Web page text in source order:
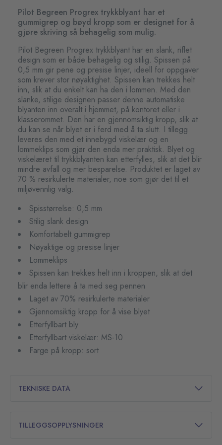
Pilot Begreen Progrex trykkblyant har et
gummigrep og bøyd kropp som er designet for å
gjøre skriving så behagelig som mulig.
Pilot Begreen Progrex trykkblyant har en slank, riflet
design som er både behagelig og stilig. Spissen på
0,5 mm gir pene og presise linjer, ideell for oppgaver
som krever stor nøyaktighet. Spissen kan trekkes helt
inn, slik at du enkelt kan ha den i lommen. Med den
slanke, stilige designen passer denne automatiske
blyanten inn overalt i hjemmet, på kontoret eller i
klasserommet. Den har en gjennomsiktig kropp, slik at
du kan se når blyet er i ferd med å ta slutt. I tillegg
leveres den med et innebygd viskelær og en
lommeklips som gjør den enda mer praktisk. Blyet og
viskelæret til trykkblyanten kan etterfylles, slik at det blir
mindre avfall og mer besparelse. Produktet er laget av
70 % resirkulerte materialer, noe som gjør det til et
miljøvennlig valg.
Spisstørrelse: 0,5 mm
Stilig slank design
Komfortabelt gummigrep
Nøyaktige og presise linjer
Lommeklips
Spissen kan trekkes helt inn i kroppen, slik at det
blir enda lettere å ta med seg pennen
Laget av 70% resirkulerte materialer
Gjennomsiktig kropp for å vise blyet
Etterfyllbart bly
Etterfyllbart viskelær: MS-10
Farge på kropp: sort
TEKNISKE DATA
TILLEGGSOPPLYSNINGER